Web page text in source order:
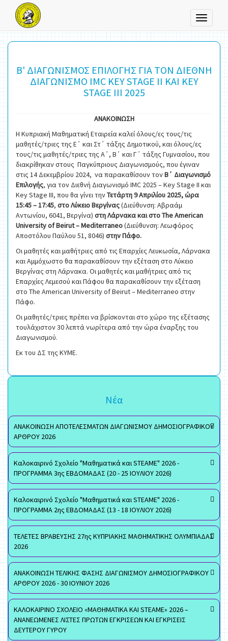
Toggle
Β' ΔΙΑΓΩΝΙΣΜΟΣ ΕΠΙΛΟΓΗΣ ΓΙΑ ΤΟΝ ΔΙΕΘΝΗ
ΔΙΑΓΩΝΙΣΜΟ IMC KEY STAGE II ΚΑΙ KEY
STAGE III 2025
ΑΝΑΚΟΙΝΩΣΗ
Η Κυπριακή Μαθηματική Εταιρεία καλεί όλους/ες τους/τις
μαθητές/τριες της Ε΄ και Στ΄ τάξης Δημοτικού, και όλους/ες
τους/τις μαθητές/τριες της Α΄, Β΄ και Γ΄ τάξης Γυμνασίου, που
διακρίθηκαν στους Παγκύπριους Διαγωνισμούς, που έγιναν
στις 14 Δεκεμβρίου 2024, να παρακαθίσουν τονΒ΄ Διαγωνισμό
Επιλογής, για τον Διεθνή Διαγωνισμό IMC 2025 – Key Stage II και
Key Stage III, που θα γίνει τηνΤετάρτη 9 Απριλίου 2025, ώρα
15:45 – 17:45, στο Λύκειο Βεργίνας(Διεύθυνση: Αβραάμ
Αντωνίου, 6041, Βεργίνα) στη Λάρνακα και στο The American
University of Beirut – Mediterraneo(Διεύθυνση: Λεωφόρος
Αποστόλου Παύλου 51, 8046) στην Πάφο.
Οι μαθητές και μαθήτριες από τις Επαρχίες Λευκωσία, Λάρνακα
και Αμμόχωστο θα παρακαθίσουν την εξέταση στο Λύκειο
Βεργίνας στη Λάρνακα. Οι μαθητές και μαθήτριες από τις
Επαρχίες Λεμεσού και Πάφου θα παρακαθίσουν την εξέταση
στο The American University of Beirut – Mediterraneo στην
Πάφο.
Οι μαθητές/τριες πρέπει να βρίσκονται στο χώρο της εξέτασης
τουλάχιστον 30 λεπτά νωρίτερα από την ώρα έναρξης του
Διαγωνισμού.
Εκ του ΔΣ της ΚΥΜΕ.
Νέα
ΑΝΑΚΟΙΝΩΣΗ ΑΠΟΤΕΛΕΣΜΑΤΩΝ ΔΙΑΓΩΝΙΣΜΟΥ ΔΗΜΟΣΙΟΓΡΑΦΙΚΟΥ
ΑΡΘΡΟΥ 2026
Καλοκαιρινό Σχολείο "Μαθηματικά και STEAME" 2026 -
ΠΡΟΓΡΑΜΜΑ 3ης ΕΒΔΟΜΑΔΑΣ (20 - 25 ΙΟΥΛΙΟΥ 2026)
Καλοκαιρινό Σχολείο "Μαθηματικά και STEAME" 2026 -
ΠΡΟΓΡΑΜΜΑ 2ης ΕΒΔΟΜΑΔΑΣ (13 - 18 ΙΟΥΛΙΟΥ 2026)
ΤΕΛΕΤΕΣ ΒΡΑΒΕΥΣΗΣ 27ης ΚΥΠΡΙΑΚΗΣ ΜΑΘΗΜΑΤΙΚΗΣ ΟΛΥΜΠΙΑΔΑΣ
2026
ΑΝΑΚΟΙΝΩΣΗ ΤΕΛΙΚΗΣ ΦΑΣΗΣ ΔΙΑΓΩΝΙΣΜΟΥ ΔΗΜΟΣΙΟΓΡΑΦΙΚΟΥ
ΑΡΘΡΟΥ 2026 - 30 ΙΟΥΝΙΟΥ 2026
ΚΑΛΟΚΑΙΡΙΝΟ ΣΧΟΛΕΙΟ «ΜΑΘΗΜΑΤΙΚΑ ΚΑΙ STEAME» 2026 –
ΑΝΑΝΕΩΜΕΝΕΣ ΛΙΣΤΕΣ ΠΡΩΤΩΝ ΕΓΚΡΙΣΕΩΝ ΚΑΙ ΕΓΚΡΙΣΕΙΣ
ΔΕΥΤΕΡΟΥ ΓΥΡΟΥ